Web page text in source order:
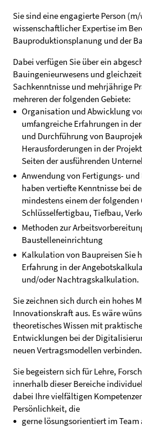
Sie sind eine engagierte Person
wissenschaftlicher Expertise im
Bauproduktionsplanung und der
Dabei verfügen Sie über ein
Bauingenieurwesens und
Sachkenntnisse und mehrjährige
mehreren der folgenden Gebiete:
Organisation und Abwicklung
umfangreiche Erfahrungen in
und Durchführung von
Herausforderungen in der
Seiten der ausführenden
Anwendung von Fertigungs-
haben vertiefte Kenntnisse bei
mindestens einem der folgenden
Schlüsselfertigbau, Tiefbau,
Methoden zur
Baustelleneinrichtung
Kalkulation von Baupreisen Sie
Erfahrung in der
und/oder Nachtragskalkulation.
Sie zeichnen sich durch ein hohes
Innovationskraft aus. Es wäre
theoretisches Wissen mit
Entwicklungen bei der
neuen Vertragsmodellen verbinden.
Sie begeistern sich für Lehre,
innerhalb dieser Bereiche
dabei Ihre vielfältigen
Persönlichkeit, die
gerne lösungsorientiert im